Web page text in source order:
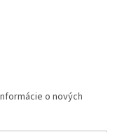
o nových